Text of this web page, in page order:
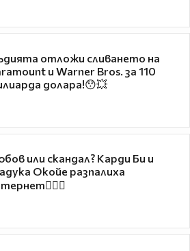
отложи сливането на
и Warner Bros. за 110
долара!😯💥
или скандал? Карди Би и
Окойе разпалиха